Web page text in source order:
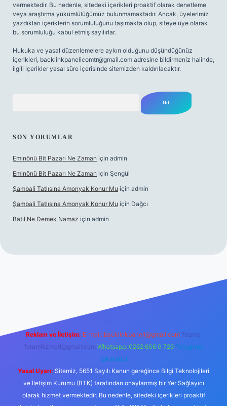
vermektedir. Bu nedenle, sitedeki içerikleri proaktif olarak denetleme
veya araştırma yükümlülüğümüz bulunmamaktadır. Ancak, üyelerimiz
yazdıkları içeriklerin sorumluluğunu taşımakta olup, siteye üye olarak
bu sorumluluğu kabul etmiş sayılırlar.
Hukuka ve yasal düzenlemelere aykırı olduğunu düşündüğünüz
içerikleri, backlinkpanelicomtr@gmail.com adresine bildirmeniz halinde,
ilgili içerikler yasal süre içerisinde sitemizden kaldırılacaktır.
SON YORUMLAR
Eminönü Bit Pazarı Ne Zaman için admin
Eminönü Bit Pazarı Ne Zaman için Şengül
Şambali Tatlısına Amonyak Konur Mu için admin
Şambali Tatlısına Amonyak Konur Mu için Dağcı
Batıl Ne Demek Namaz için admin
Reklam ve İletişim: E-mail: backlinkpaneli@gmail.com Teams:
forumhizmeti@gmail.com Whatsapp: 0262 606 0 726 Telegram:
@karabul
Yasal Uyarı: Sitemiz, 5651 Sayılı Kanun gereğince Bilgi Teknolojileri
ve İletişim Kurumu (BTK) tarafından onaylanmış bir Yer Sağlayıcı
olarak hizmet vermektedir. Bu nedenle, sitedeki içerikleri proaktif